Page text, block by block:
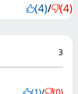
(4)/ (4)
3